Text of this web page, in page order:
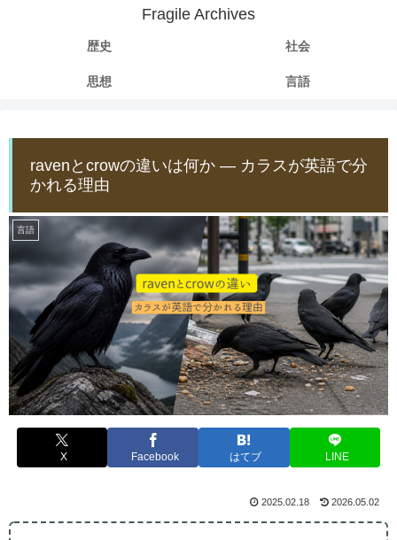
Fragile Archives
歴史 社会
思想 言語
ravenとcrowの違いは何か ― カラスが英語で分
かれる理由
言語
X Facebook はてブ LINE
2025.02.18 2026.05.02